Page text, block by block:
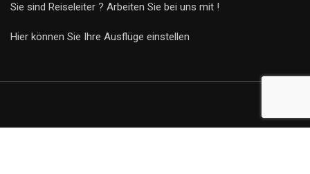
Sie sind Reiseleiter ? Arbeiten Sie bei uns mit !
Hier können Sie Ihre Ausflüge einstellen